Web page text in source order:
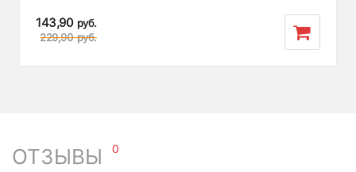
143,90 руб.
229,90 руб.
ОТЗЫВЫ 0